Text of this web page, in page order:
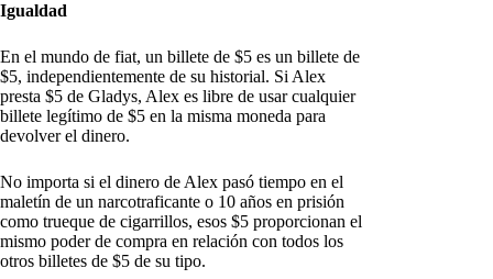
Igualdad
En el mundo de fiat, un billete de $5 es un billete de
$5, independientemente de su historial. Si Alex
presta $5 de Gladys, Alex es libre de usar cualquier
billete legítimo de $5 en la misma moneda para
devolver el dinero.
No importa si el dinero de Alex pasó tiempo en el
maletín de un narcotraficante o 10 años en prisión
como trueque de cigarrillos, esos $5 proporcionan el
mismo poder de compra en relación con todos los
otros billetes de $5 de su tipo.